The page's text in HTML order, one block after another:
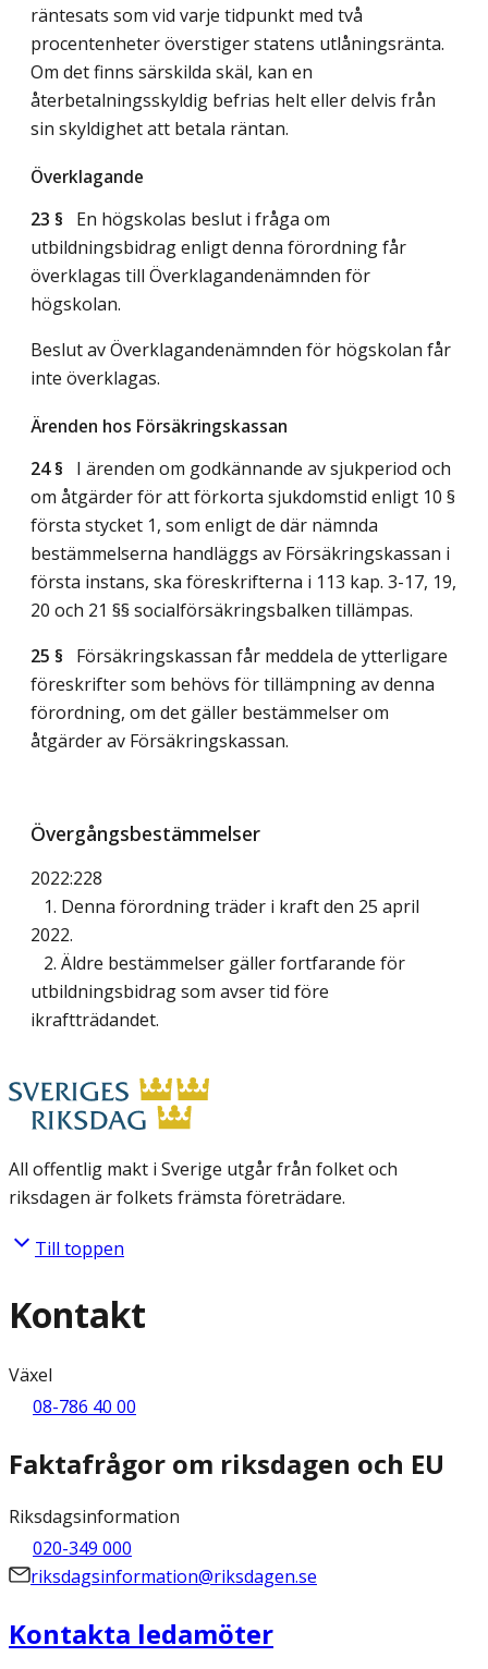
räntesats som vid varje tidpunkt med två
procentenheter överstiger statens utlåningsränta.
Om det finns särskilda skäl, kan en
återbetalningsskyldig befrias helt eller delvis från
sin skyldighet att betala räntan.
Överklagande
23 § En högskolas beslut i fråga om
utbildningsbidrag enligt denna förordning får
överklagas till Överklagandenämnden för
högskolan.
Beslut av Överklagandenämnden för högskolan får
inte överklagas.
Ärenden hos Försäkringskassan
24 § I ärenden om godkännande av sjukperiod och
om åtgärder för att förkorta sjukdomstid enligt 10 §
första stycket 1, som enligt de där nämnda
bestämmelserna handläggs av Försäkringskassan i
första instans, ska föreskrifterna i 113 kap. 3-17, 19,
20 och 21 §§ socialförsäkringsbalken tillämpas.
25 § Försäkringskassan får meddela de ytterligare
föreskrifter som behövs för tillämpning av denna
förordning, om det gäller bestämmelser om
åtgärder av Försäkringskassan.
Övergångsbestämmelser
2022:228
1. Denna förordning träder i kraft den 25 april
2022.
2. Äldre bestämmelser gäller fortfarande för
utbildningsbidrag som avser tid före
ikraftträdandet.
All offentlig makt i Sverige utgår från folket och
riksdagen är folkets främsta företrädare.
Till toppen
Kontakt
Växel
08-786 40 00
Faktafrågor om riksdagen och EU
Riksdagsinformation
020-349 000
riksdagsinformation@riksdagen.se
Kontakta ledamöter